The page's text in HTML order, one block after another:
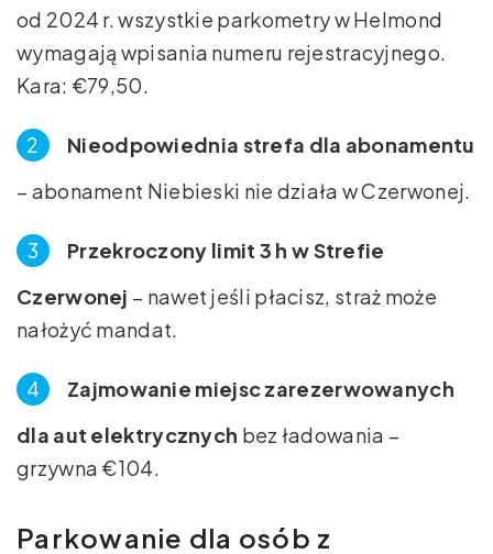
od 2024 r. wszystkie parkometry w Helmond
wymagają wpisania numeru rejestracyjnego.
Kara: €79,50.
Nieodpowiednia strefa dla abonamentu
– abonament Niebieski nie działa w Czerwonej.
Przekroczony limit 3 h w Strefie
Czerwonej – nawet jeśli płacisz, straż może
nałożyć mandat.
Zajmowanie miejsc zarezerwowanych
dla aut elektrycznych bez ładowania –
grzywna €104.
Parkowanie dla osób z